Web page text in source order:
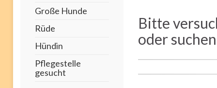
Große Hunde
Rüde
Hündin
Pflegestelle
gesucht
Bitte
oder